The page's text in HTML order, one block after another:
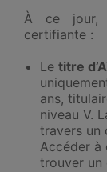
À ce jour,
certifiante :
Le titre
ans,
niveau V.
travers un
Accéder à
trouver un